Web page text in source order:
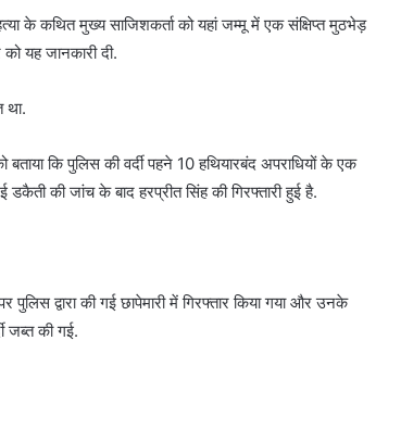
के कथित मुख्य साजिशकर्ता को यहां जम्मू में एक संक्षिप्त मुठभेड़
यह जानकारी दी.
था.
कि पुलिस की वर्दी पहने 10 हथियारबंद अपराधियों के एक
की जांच के बाद हरप्रीत सिंह की गिरफ्तारी हुई है.
पुलिस द्वारा की गई छापेमारी में गिरफ्तार किया गया और उनके
जब्त की गई.